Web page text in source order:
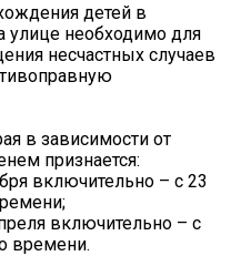
детей в
улице необходимо для
несчастных случаев
в зависимости от
признается:
включительно – с 23
включительно – с
времени.